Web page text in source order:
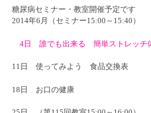
糖尿病セミナー・教室開催予定です
2014年6月（セミナー15:00～15:40）
4日 誰でも出来る 簡単ストレッ
11日 使ってみよう 食品交
18日 お口の健康